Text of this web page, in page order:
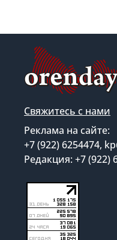
Свяжитесь с нами
Реклама на сайте:
+7 (922) 6254474,
Редакция: +7 (922)